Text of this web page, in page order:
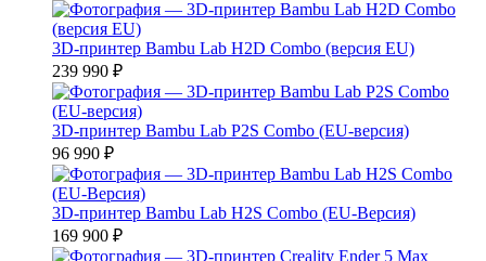
3D-принтер Bambu Lab H2D Combo (версия EU)
239 990 ₽
3D-принтер Bambu Lab P2S Combo (EU-версия)
96 990 ₽
3D-принтер Bambu Lab H2S Combo (EU-Версия)
169 900 ₽